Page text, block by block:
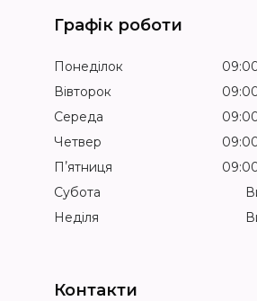
Графік роботи
Понеділок
Вівторок
Середа
Четвер
Пʼятниця
Субота
Неділя